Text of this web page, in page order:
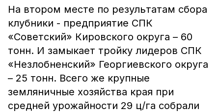
На втором месте по результатам сбора
клубники - предприятие СПК
«Советский» Кировского округа – 60
тонн. И замыкает тройку лидеров СПК
«Незлобненский» Георгиевского округа
– 25 тонн. Всего же крупные
земляничные хозяйства края при
средней урожайности 29 ц/га собрали